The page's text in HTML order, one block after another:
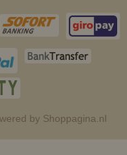
by Shoppagina.nl